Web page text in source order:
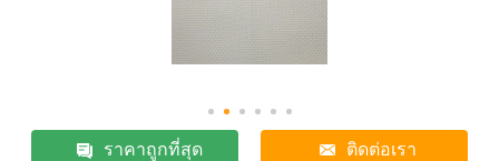
ราคาถูกที่สุด ติดต่อเรา